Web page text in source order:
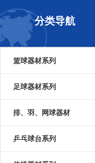
分类导航
篮球器材系列
足球器材系列
排、羽、网球器材
乒乓球台系列